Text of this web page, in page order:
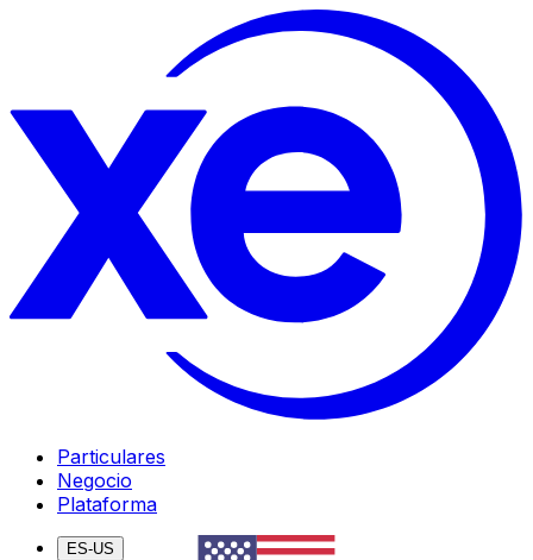
Particulares
Negocio
Plataforma
ES-US